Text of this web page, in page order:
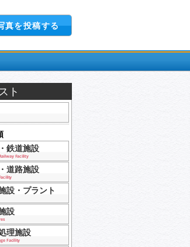
真を投稿する
ト
鉄道施設
Facility
道路施設
設・プラント
設
理施設
Facility